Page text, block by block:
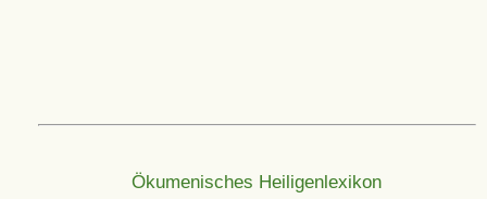
Ökumenisches Heiligenlexikon